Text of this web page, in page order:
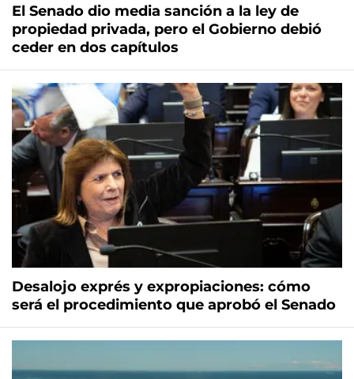
El Senado dio media sanción a la ley de
propiedad privada, pero el Gobierno debió
ceder en dos capítulos
Desalojo exprés y expropiaciones: cómo
será el procedimiento que aprobó el Senado